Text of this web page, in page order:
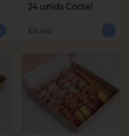
24 unids Coctel
$16.490